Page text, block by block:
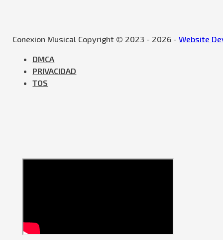
Conexion Musical Copyright © 2023 - 2026 -Website
DMCA
PRIVACIDAD
TOS